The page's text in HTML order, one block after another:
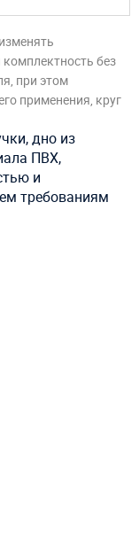
без
при этом
применения, круг
дно из
ПВХ,
и
требованиям